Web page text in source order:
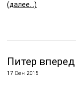
(далее…)
Питер
17 Сен 2015